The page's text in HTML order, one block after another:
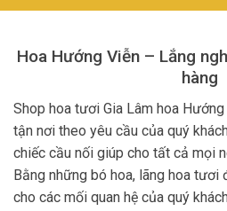
Hoa Hướng Viễn – Lắng
hàng
Shop hoa tươi Gia Lâm hoa
tận nơi theo yêu cầu của quý
chiếc cầu nối giúp cho tất cả mọi
Bằng những bó hoa, lãng hoa tươi
cho các mối quan hệ của quý